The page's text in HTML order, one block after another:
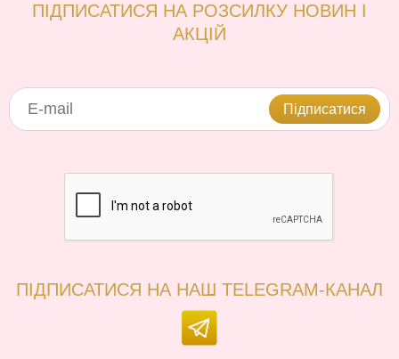
ПІДПИСАТИСЯ НА РОЗСИЛКУ НОВИН І
АКЦІЙ
Підписатися
ПІДПИСАТИСЯ НА НАШ TELEGRAM-КАНАЛ